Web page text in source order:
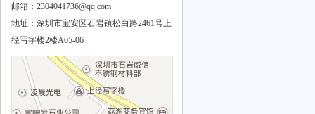
邮箱： 2304041736@qq.com
地址：深圳市宝安区石岩镇松白路2461号上
径写字楼2楼A05-06